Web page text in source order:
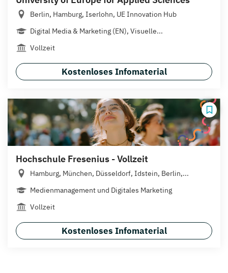
Berlin, Hamburg, Iserlohn, UE Innovation Hub
Digital Media & Marketing (EN), Visuelle...
Vollzeit
Kostenloses Infomaterial
Hochschule Fresenius - Vollzeit
Hamburg, München, Düsseldorf, Idstein, Berlin,...
Medienmanagement und Digitales Marketing
Vollzeit
Kostenloses Infomaterial